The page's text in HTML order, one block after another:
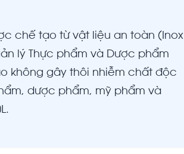
chế tạo từ vật liệu an toàn (Inox
lý Thực phẩm và Dược phẩm
không gây thôi nhiễm chất độc
dược phẩm, mỹ phẩm và